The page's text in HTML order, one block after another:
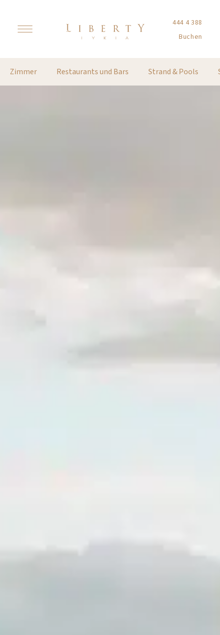
444 4 388
Buchen
Zimmer Restaurants und Bars Strand & Pools